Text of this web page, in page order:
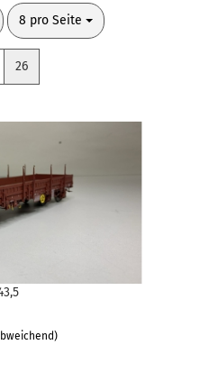
8 pro Seite
pro Seite
26